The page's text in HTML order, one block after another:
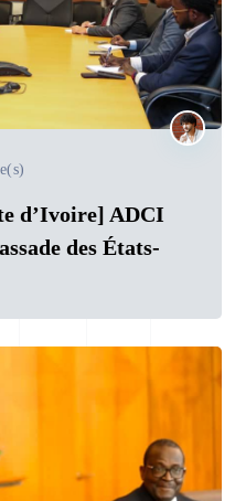
d’Ivoire] ADCI
des États-